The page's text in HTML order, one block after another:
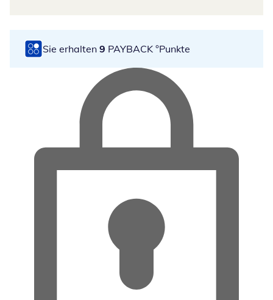
Sie erhalten 9 PAYBACK °Punkte